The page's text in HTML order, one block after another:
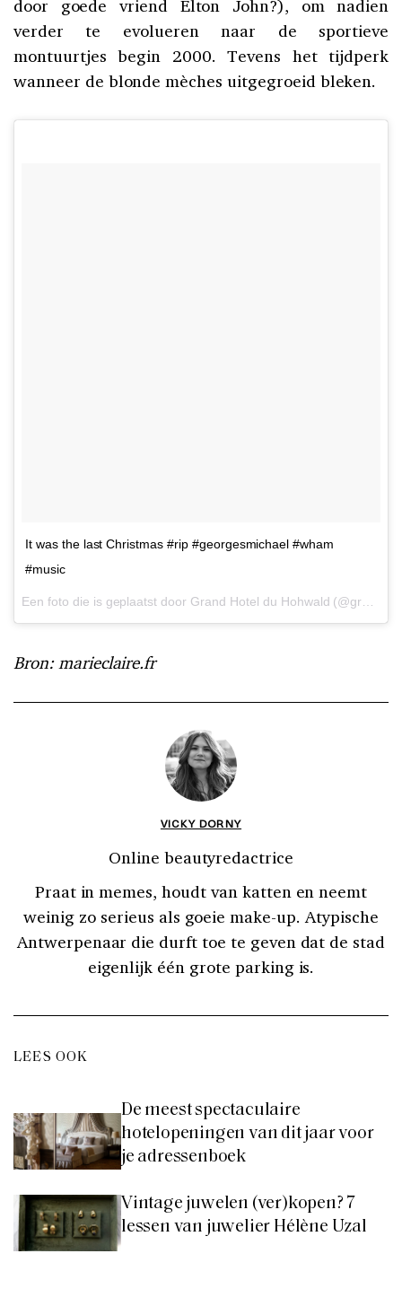
door goede vriend Elton John?), om nadien
verder te evolueren naar de sportieve
montuurtjes begin 2000. Tevens het tijdperk
wanneer de blonde mèches uitgegroeid bleken.
It was the last Christmas #rip #georgesmichael #wham
#music
Bron: marieclaire.fr
VICKY DORNY
Online beautyredactrice
Praat in memes, houdt van katten en neemt
weinig zo serieus als goeie make-up. Atypische
Antwerpenaar die durft toe te geven dat de stad
eigenlijk één grote parking is.
LEES OOK
De meest spectaculaire
hotelopeningen van dit jaar voor
je adressenboek
Vintage juwelen (ver)kopen? 7
lessen van juwelier Hélène Uzal